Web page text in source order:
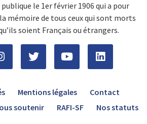
le 1er février 1906 qui a pour
mémoire de tous ceux qui sont morts
soient Français ou étrangers.
Mentions légales
Contact
soutenir RAFI-SF Nos statuts